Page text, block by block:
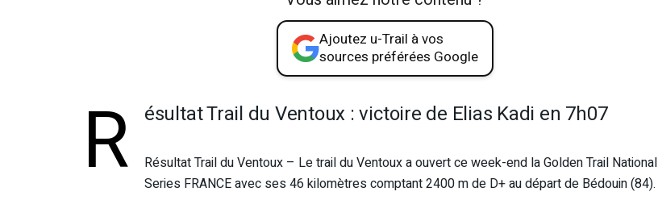
Ajoutez u-Trail à vos
sources préférées Google
R ésultat Trail du Ventoux : victoire de Elias Kadi en 7h07
Résultat Trail du Ventoux – Le trail du Ventoux a ouvert ce week-end la Golden Trail National
Series FRANCE avec ses 46 kilomètres comptant 2400 m de D+ au départ de Bédouin (84).